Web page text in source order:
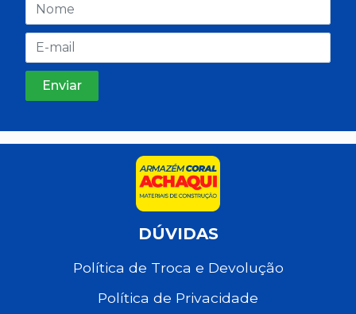
DÚVIDAS
Política de Troca e Devolução
Política de Privacidade